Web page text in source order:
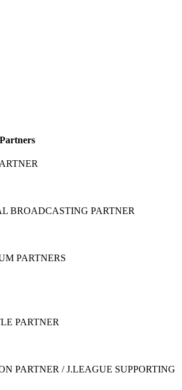
BROADCASTING PARTNER
PARTNERS
PARTNER
PARTNER / J.LEAGUE SUPPORTING